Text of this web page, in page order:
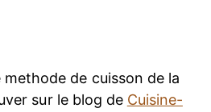
de cuisson de la
sur le blog de Cuisine-